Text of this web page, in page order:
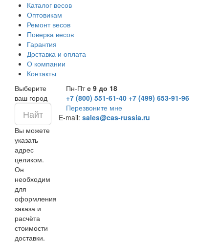
Каталог весов
Оптовикам
Ремонт весов
Поверка весов
Гарантия
Доставка и оплата
О компании
Контакты
Выберите
ваш город
Вы можете
указать
адрес
целиком.
Он
необходим
для
оформления
заказа и
расчёта
стоимости
доставки.
Пн-Птс 9 до 18
+7 (800) 551-61-40 +7 (499) 653-91-96
Перезвоните мне
E-mail: sales@cas-russia.ru